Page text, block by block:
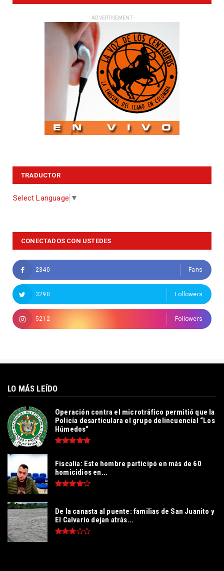
- ADVERTISEMENT -
TRADUCTOR
Select Language ▼
CONECTADOS CON USTEDES
2340 Fans
3290 Followers
5212 Followers
LO MÁS LEÍDO
Operación contra el microtráfico permitió que la
Policía desarticulara el grupo delincuencial “Los
Húmedos“
Fiscalía: Este hombre participó en más de 60
homicidios en...
De la canasta al puente: familias de San Juanito y
El Calvario dejan atrás...